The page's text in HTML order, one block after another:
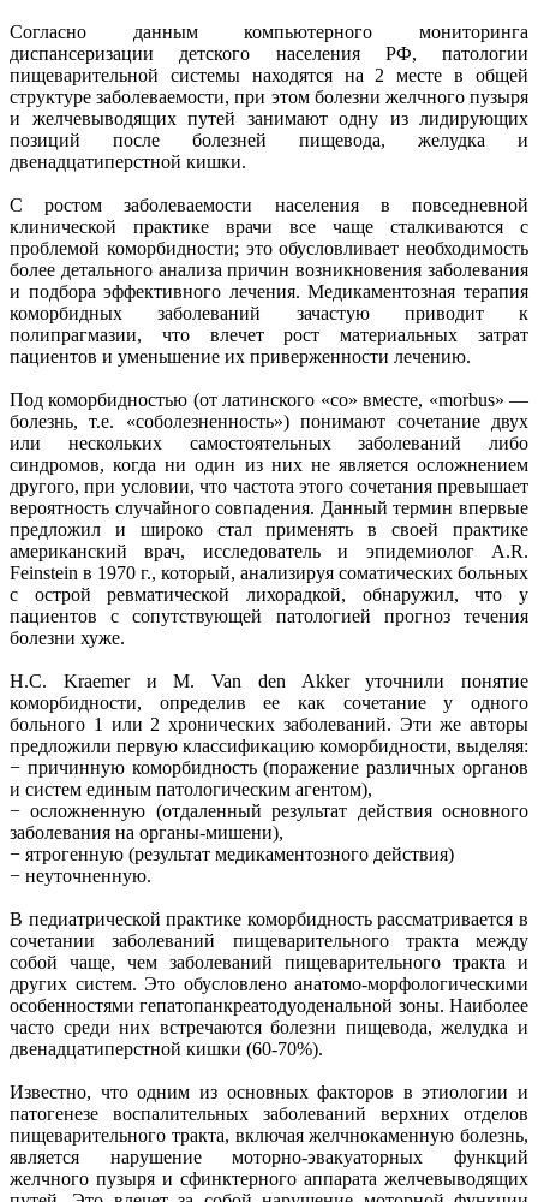
Согласно данным компьютерного мониторинга
диспансеризации детского населения РФ, патологии
пищеварительной системы находятся на 2 месте в общей
структуре заболеваемости, при этом болезни желчного пузыря
и желчевыводящих путей занимают одну из лидирующих
позиций после болезней пищевода, желудка и
двенадцатиперстной кишки.
С ростом заболеваемости населения в повседневной
клинической практике врачи все чаще сталкиваются с
проблемой коморбидности; это обусловливает необходимость
более детального анализа причин возникновения заболевания
и подбора эффективного лечения. Медикаментозная терапия
коморбидных заболеваний зачастую приводит к
полипрагмазии, что влечет рост материальных затрат
пациентов и уменьшение их приверженности лечению.
Под коморбидностью (от латинского «со» вместе, «morbus» —
болезнь, т.е. «соболезненность») понимают сочетание двух
или нескольких самостоятельных заболеваний либо
синдромов, когда ни один из них не является осложнением
другого, при условии, что частота этого сочетания превышает
вероятность случайного совпадения. Данный термин впервые
предложил и широко стал применять в своей практике
американский врач, исследователь и эпидемиолог A.R.
Feinstein в 1970 г., который, анализируя соматических больных
с острой ревматической лихорадкой, обнаружил, что у
пациентов с сопутствующей патологией прогноз течения
болезни хуже.
H.C. Kraemer и M. Van den Akker уточнили понятие
коморбидности, определив ее как сочетание у одного
больного 1 или 2 хронических заболеваний. Эти же авторы
предложили первую классификацию коморбидности, выделяя:
− причинную коморбидность (поражение различных органов
и систем единым патологическим агентом),
− осложненную (отдаленный результат действия основного
заболевания на органы-мишени),
− ятрогенную (результат медикаментозного действия)
− неуточненную.
В педиатрической практике коморбидность рассматривается в
сочетании заболеваний пищеварительного тракта между
собой чаще, чем заболеваний пищеварительного тракта и
других систем. Это обусловлено анатомо-морфологическими
особенностями гепатопанкреатодуоденальной зоны. Наиболее
часто среди них встречаются болезни пищевода, желудка и
двенадцатиперстной кишки (60-70%).
Известно, что одним из основных факторов в этиологии и
патогенезе воспалительных заболеваний верхних отделов
пищеварительного тракта, включая желчнокаменную болезнь,
является нарушение моторно-эвакуаторных функций
желчного пузыря и сфинктерного аппарата желчевыводящих